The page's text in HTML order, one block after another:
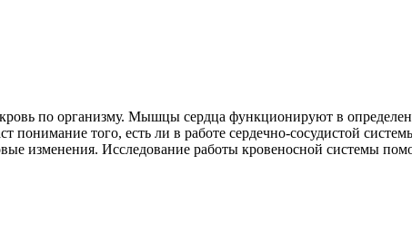
по организму. Мышцы сердца функционируют в
понимание того, есть ли в работе сердечно-сосудистой
изменения. Исследование работы кровеносной системы